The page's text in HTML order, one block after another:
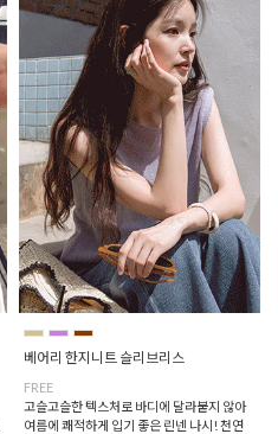
베어리 한지니트 슬리브리스
FREE
고슬고슬한 텍스처로 바디에 달라붙지 않아
여름에 쾌적하게 입기 좋은 린넨 나시! 천연